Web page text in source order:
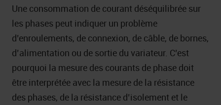
Une consommation de courant déséquilibrée sur
les phases peut indiquer un problème
d’enroulements, de connexion, de câble, de bornes,
d’alimentation ou de sortie du variateur. C’est
pourquoi la mesure des courants de phase doit
être interprétée avec la mesure de la résistance
des phases, de la résistance d’isolement et le